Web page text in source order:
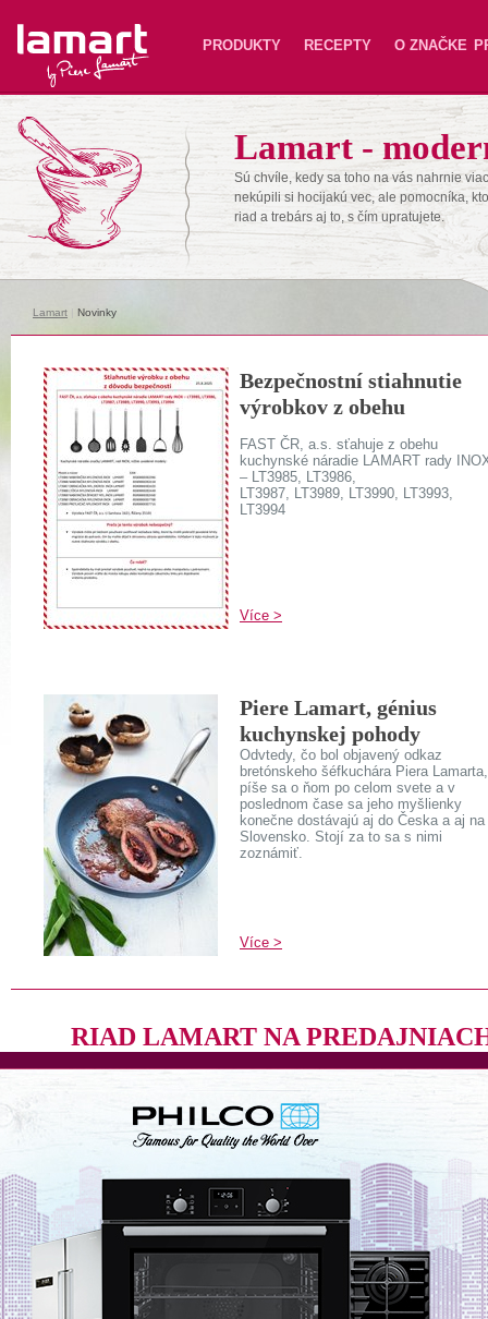
Lamart PRODUKTY RECEPTY O ZNAČKE
Lamart -
Sú chvíle, kedy sa toho na vás nahrnie
nekúpili si hocijakú vec, ale pomocníka,
riad a trebárs aj to, s čím upratujete.
Lamart Novinky
Bezpečnostní stiahnutie
výrobkov z obehu
FAST ČR, a.s. sťahuje z obehu
kuchynské náradie LAMART rady
– LT3985, LT3986,
LT3987, LT3989, LT3990, LT3993,
LT3994
Více >
Piere Lamart, génius
kuchynskej pohody
Odvtedy, čo bol objavený odkaz
bretónskeho šéfkuchára Piera Lamarta,
píše sa o ňom po celom svete a v
poslednom čase sa jeho myšlienky
konečne dostávajú aj do Česka a aj na
Slovensko. Stojí za to sa s nimi
zoznámiť.
Více >
RIAD LAMART NA